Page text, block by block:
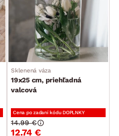
Sklenená váza
19x25 cm, priehľadná
valcová
Cena po zadaní kódu DOPLNKY
12.74 €
14.99 €